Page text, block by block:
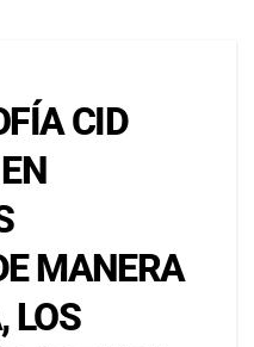
CID
MANERA
LOS